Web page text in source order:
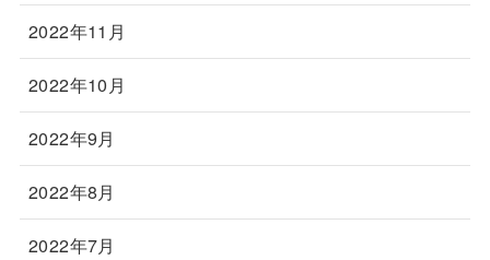
2022年11月
2022年10月
2022年9月
2022年8月
2022年7月